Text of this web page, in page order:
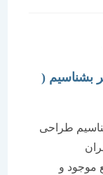
(
طراحی
و